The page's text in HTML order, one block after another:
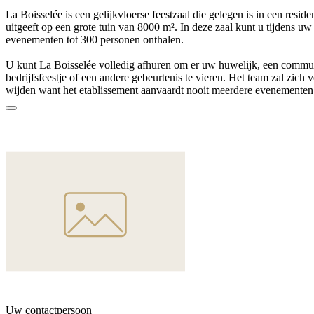
La Boisselée is een gelijkvloerse feestzaal die gelegen is in een
uitgeeft op een grote tuin van 8000 m². In deze zaal kunt u tijdens
evenementen tot 300 personen onthalen.
U kunt La Boisselée volledig afhuren om er uw huwelijk, een
bedrijfsfeestje of een andere gebeurtenis te vieren. Het team zal zich
wijden want het etablissement aanvaardt nooit meerdere
Ter plekke vergemakkelijkt een grote parking de aankomst van uw
er een speciale toegang voor personen met beperkte mobiliteit (PBM).
De buitenruimte bestaat uit een terras, een ruime tuin met een
waarin de kinderen zich zullen kunnen uitleven. De stoelen voor
foodtruck voorzien. U kunt 30 tot 120 genodigden onthalen tijdens
Uw contactpersoon